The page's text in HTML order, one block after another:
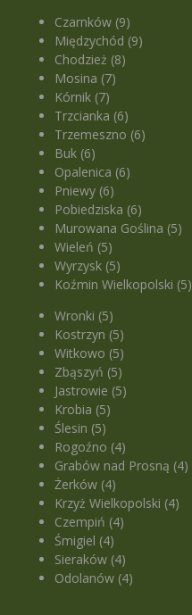
Czarnków (9)
Międzychód (9)
Chodzież (8)
Mosina (7)
Kórnik (7)
Trzcianka (6)
Trzemeszno (6)
Buk (6)
Opalenica (6)
Pniewy (6)
Pobiedziska (6)
Murowana Goślina (5)
Wieleń (5)
Wyrzysk (5)
Koźmin Wielkopolski (5)
Wronki (5)
Kostrzyn (5)
Witkowo (5)
Zbąszyń (5)
Jastrowie (5)
Krobia (5)
Ślesin (5)
Rogoźno (4)
Grabów nad Prosną (4)
Żerków (4)
Krzyż Wielkopolski (4)
Czempiń (4)
Śmigiel (4)
Sieraków (4)
Odolanów (4)